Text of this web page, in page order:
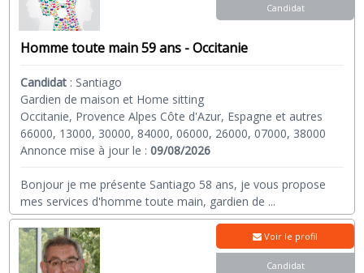
Homme toute main 59 ans - Occitanie
Candidat : Santiago
Gardien de maison et Home sitting
Occitanie, Provence Alpes Côte d'Azur, Espagne et autres
66000, 13000, 30000, 84000, 06000, 26000, 07000, 38000
Annonce mise à jour le :09/08/2026
Bonjour je me présente Santiago 58 ans, je vous propose
mes services d'homme toute main, gardien de ...
Candidat
Voir le profil
Candidat